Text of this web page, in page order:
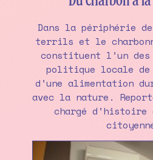
Dans la périphérie
terrils et le
constituent l’un
politique locale de
d’une alimentation
avec la nature.
chargé